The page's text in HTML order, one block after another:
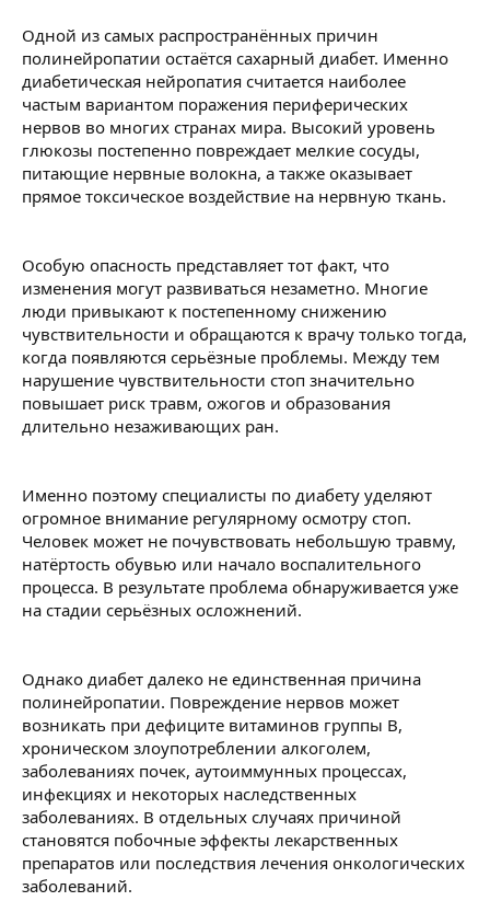
Одной из самых распространённых причин
полинейропатии остаётся сахарный диабет. Именно
диабетическая нейропатия считается наиболее
частым вариантом поражения периферических
нервов во многих странах мира. Высокий уровень
глюкозы постепенно повреждает мелкие сосуды,
питающие нервные волокна, а также оказывает
прямое токсическое воздействие на нервную ткань.
Особую опасность представляет тот факт, что
изменения могут развиваться незаметно. Многие
люди привыкают к постепенному снижению
чувствительности и обращаются к врачу только тогда,
когда появляются серьёзные проблемы. Между тем
нарушение чувствительности стоп значительно
повышает риск травм, ожогов и образования
длительно незаживающих ран.
Именно поэтому специалисты по диабету уделяют
огромное внимание регулярному осмотру стоп.
Человек может не почувствовать небольшую травму,
натёртость обувью или начало воспалительного
процесса. В результате проблема обнаруживается уже
на стадии серьёзных осложнений.
Однако диабет далеко не единственная причина
полинейропатии. Повреждение нервов может
возникать при дефиците витаминов группы B,
хроническом злоупотреблении алкоголем,
заболеваниях почек, аутоиммунных процессах,
инфекциях и некоторых наследственных
заболеваниях. В отдельных случаях причиной
становятся побочные эффекты лекарственных
препаратов или последствия лечения онкологических
заболеваний.